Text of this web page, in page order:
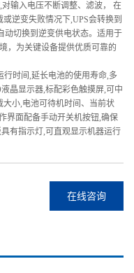
输入电压不断调整、滤波， 在
逆变失败情况下,UPS会转换到
动切换到逆变供电状态。适用于
，为关键设备提供优质可靠的
行时间,延长电池的使用寿命,多
晶显示器,标配彩色触摸屏,可中
小,电池可待机时间、当前状
界面配备手动开关机按钮,确保
有指示灯,可直观显示机器运行
在线咨询